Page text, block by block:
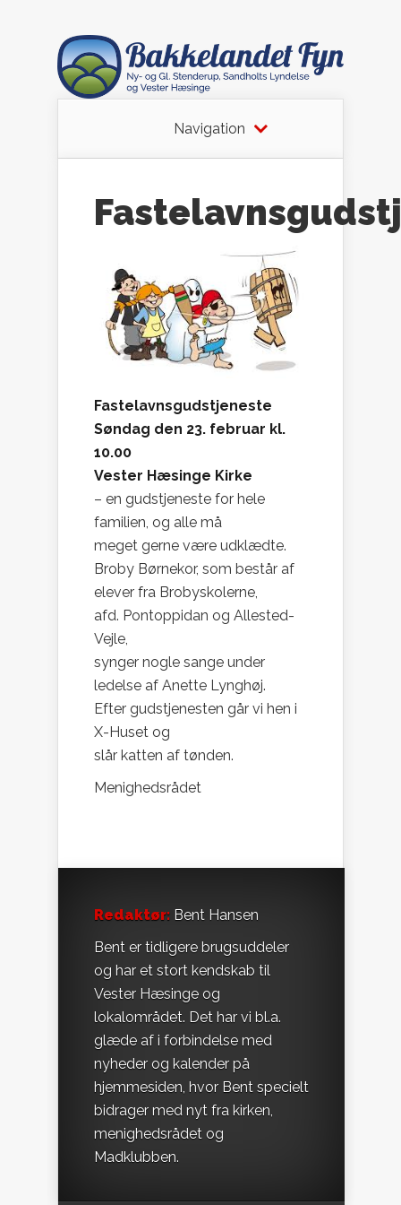
Navigation
Fastelavnsgudstjeneste
Søndag den 23. februar kl.
10.00
Vester Hæsinge Kirke
– en gudstjeneste for hele
familien, og alle må
meget gerne være udklædte.
Broby Børnekor, som består af
elever fra Brobyskolerne,
afd. Pontoppidan og Allested-
Vejle,
synger nogle sange under
ledelse af Anette Lynghøj.
Efter gudstjenesten går vi hen i
X-Huset og
slår katten af tønden.
Menighedsrådet
Redaktør: Bent Hansen
Bent er tidligere brugsuddeler
og har et stort kendskab til
Vester Hæsinge og
lokalområdet. Det har vi bl.a.
glæde af i forbindelse med
nyheder og kalender på
hjemmesiden, hvor Bent specielt
bidrager med nyt fra kirken,
menighedsrådet og
Madklubben.